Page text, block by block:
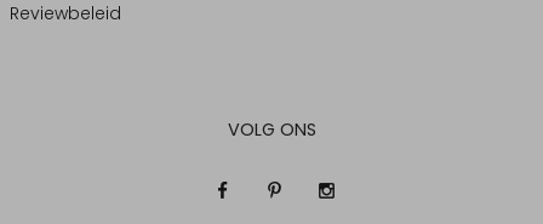
Reviewbeleid
VOLG ONS